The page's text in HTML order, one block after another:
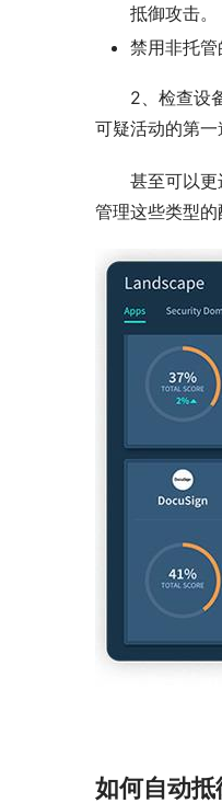
抵御攻击。
禁用非托
2、检查设
可疑活动的第一
甚至可以
管理这些类型的
如何自动抵